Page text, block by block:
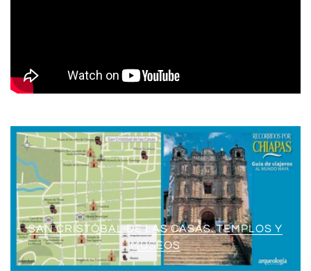
SAN CRISTÓBAL DE LAS CASAS. TEMPLOS Y
MUSEOS